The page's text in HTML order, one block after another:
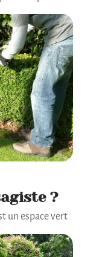
?
un espace vert